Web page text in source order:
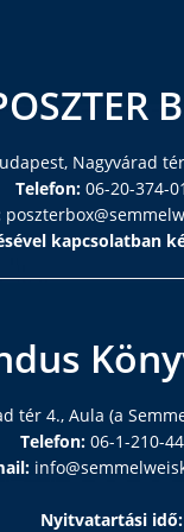
Nagyvárad
Telefon:06-20-374-
kapcsolatban
tér 4., Aula (a
Telefon:06-1-210-
Nyitvatartási idő: